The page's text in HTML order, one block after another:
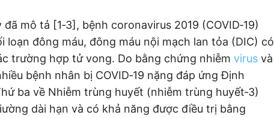
mô tả [1‐3], bệnh coronavirus 2019 (COVID‐19)
đông máu, đông máu nội mạch lan tỏa (DIC) có
trường hợp tử vong. Do bằng chứng nhiễm virus và
bệnh nhân bị COVID‐19 nặng đáp ứng Định
ba về Nhiễm trùng huyết (nhiễm trùng huyết‐3)
dài hạn và có khả năng được điều trị bằng